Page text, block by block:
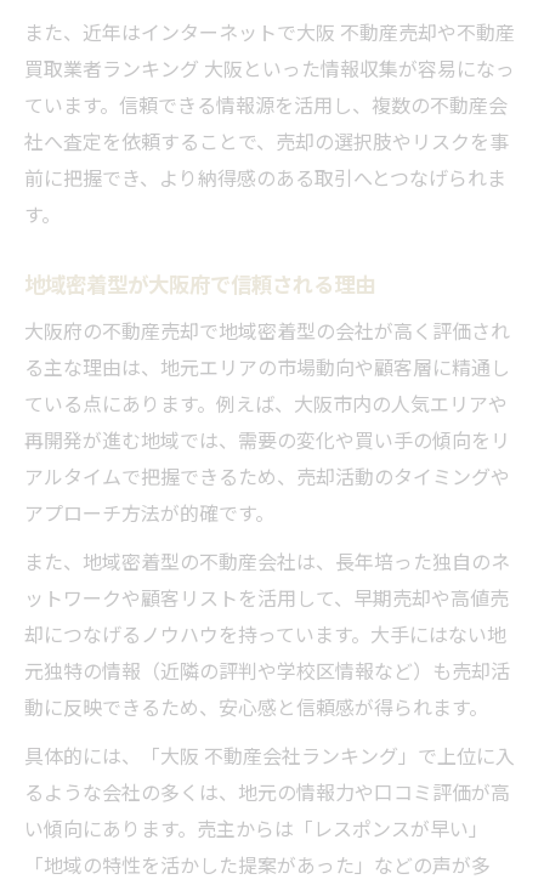
大阪府で安心できる業者選びの基準
地元ネットワーク活用の売却戦略とは
地元ネットワークで不動産売却を有利に進
める
独自顧客リストが高値売却を実現する仕組
大阪府の市場動向を活かす売却アプローチ
ネットワークを活用した成約事例に学ぶ
高値売却のカギとなる地域情報の活用法
地域情報を活かした不動産売却の要点
大阪府の市場分析で高値売却を狙う方法
過去成約データが売却戦略に役立つ理由
購入希望者ニーズを捉える情報収集術
また、近年はインターネットで大阪 不動産売却や不動産
買取業者ランキング 大阪といった情報収集が容易になっ
ています。信頼できる情報源を活用し、複数の不動産会
社へ査定を依頼することで、売却の選択肢やリスクを事
前に把握でき、より納得感のある取引へとつなげられま
す。
地域密着型が大阪府で信頼される理由
大阪府の不動産売却で地域密着型の会社が高く評価され
る主な理由は、地元エリアの市場動向や顧客層に精通し
ている点にあります。例えば、大阪市内の人気エリアや
再開発が進む地域では、需要の変化や買い手の傾向をリ
アルタイムで把握できるため、売却活動のタイミングや
アプローチ方法が的確です。
また、地域密着型の不動産会社は、長年培った独自のネ
ットワークや顧客リストを活用して、早期売却や高値売
却につなげるノウハウを持っています。大手にはない地
元独特の情報（近隣の評判や学校区情報など）も売却活
動に反映できるため、安心感と信頼感が得られます。
具体的には、「大阪 不動産会社ランキング」で上位に入
るような会社の多くは、地元の情報力や口コミ評価が高
い傾向にあります。売主からは「レスポンスが早い」
「地域の特性を活かした提案があった」などの声が多